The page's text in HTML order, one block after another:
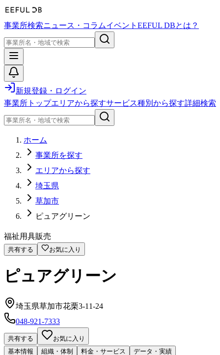
事業所検索ニュース・コラムイベント EEFUL DBとは？
新規登録・ログイン
事業所トップエリアから探すサービス種別から探す詳細検索
ホーム
事業所を探す
エリアから探す
埼玉県
草加市
ピュアグリーン
福祉用具販売
共有する お気に入り
ピュアグリーン
埼玉県草加市花栗3-11-24
048-921-7333
共有する
お気に入り
基本情報
組織・体制 料金・サービス
データ・実績